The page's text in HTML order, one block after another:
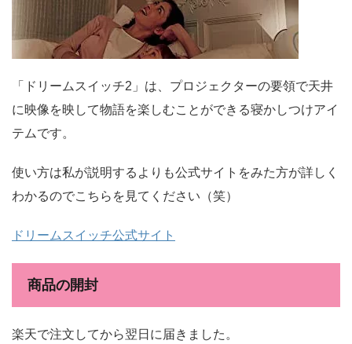
「ドリームスイッチ2」は、プロジェクターの要領で天井
に映像を映して物語を楽しむことができる寝かしつけアイ
テムです。
使い方は私が説明するよりも公式サイトをみた方が詳しく
わかるのでこちらを見てください（笑）
ドリームスイッチ公式サイト
商品の開封
楽天で注文してから翌日に届きました。